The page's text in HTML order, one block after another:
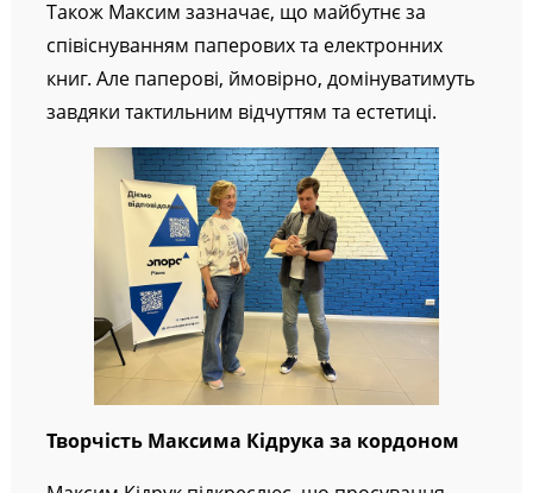
Також Максим зазначає, що майбутнє за
співіснуванням паперових та електронних
книг. Але паперові, ймовірно, домінуватимуть
завдяки тактильним відчуттям та естетиці.
Творчість Максима Кідрука за кордоном